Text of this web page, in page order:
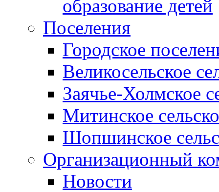
образование детей
Поселения
Городское
Великосельское
Заячье-Холмское
Митинское
Шопшинское
Организационный
Новости